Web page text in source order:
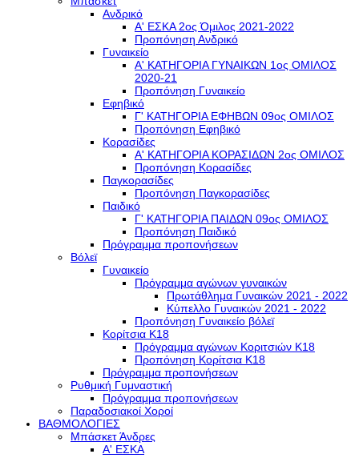
Ανδρικό
Α' ΕΣΚΑ 2ος Όμιλος 2021-2022
Προπόνηση Ανδρικό
Γυναικείο
Α' ΚΑΤΗΓΟΡΙΑ ΓΥΝΑΙΚΩΝ 1ος ΟΜΙΛΟΣ
2020-21
Προπόνηση Γυναικείο
Εφηβικό
Γ' ΚΑΤΗΓΟΡΙΑ ΕΦΗΒΩΝ 09ος ΟΜΙΛΟΣ
Προπόνηση Εφηβικό
Κορασίδες
Α' ΚΑΤΗΓΟΡΙΑ ΚΟΡΑΣΙΔΩΝ 2ος ΟΜΙΛΟΣ
Προπόνηση Κορασίδες
Παγκορασίδες
Προπόνηση Παγκορασίδες
Παιδικό
Γ' ΚΑΤΗΓΟΡΙΑ ΠΑΙΔΩΝ 09ος ΟΜΙΛΟΣ
Προπόνηση Παιδικό
Πρόγραμμα προπονήσεων
Βόλεϊ
Γυναικείο
Πρόγραμμα αγώνων γυναικών
Πρωτάθλημα Γυναικών 2021 - 2022
Κύπελλο Γυναικών 2021 - 2022
Προπόνηση Γυναικείο βόλεϊ
Κορίτσια Κ18
Πρόγραμμα αγώνων Κοριτσιών Κ18
Προπόνηση Κορίτσια Κ18
Πρόγραμμα προπονήσεων
Ρυθμική Γυμναστική
Πρόγραμμα προπονήσεων
Παραδοσιακοί Χοροί
ΒΑΘΜΟΛΟΓΙΕΣ
Μπάσκετ Άνδρες
Α' ΕΣΚΑ